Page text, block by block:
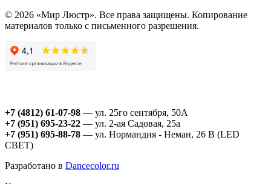
© 2026 «Мир Люстр». Все права защищены. Копирование
материалов только с письменного разрешения.
+7 (4812) 61-07-98 — ул. 25го сентября, 50А
+7 (951) 695-23-22 — ул. 2-ая Садовая, 25а
+7 (951) 695-88-78 — ул. Нормандия - Неман, 26 В (LED
СВЕТ)
Разработано в Dancecolor.ru